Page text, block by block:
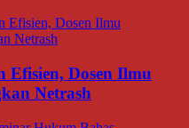
Efisien, Dosen Ilmu
Netrash